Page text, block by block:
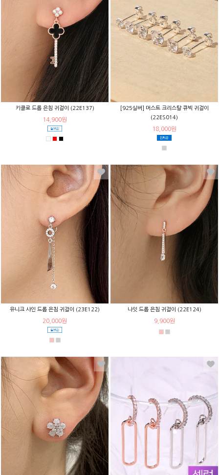
키클로 드롭 은침 귀걸이 (22E137)
14,900원
[925실버] 머스트 크리스탈 큐빅 귀걸이
(22ES014)
18,000원
유니크 샤인 드롭 은침 귀걸이 (23E122)
20,000원
나잇 드롭 은침 귀걸이 (22E124)
9,900원